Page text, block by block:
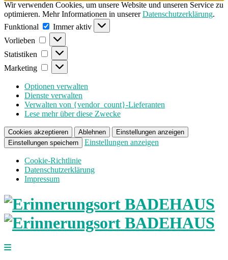
Wir verwenden Cookies, um unsere Website und unseren Service zu
optimieren. Mehr Informationen in unsererDatenschutzerklärung.
Funktional
Funktional
Immer aktiv
Vorlieben
Vorlieben
Statistiken Statistiken
Marketing Marketing
Optionen verwalten
Dienste verwalten
Verwalten von {vendor_count}-Lieferanten
Lese mehr über diese Zwecke
Cookies akzeptieren Ablehnen
Einstellungen anzeigen
Einstellungen speichern
Einstellungen anzeigen
Cookie-Richtlinie
Datenschutzerklärung
Impressum